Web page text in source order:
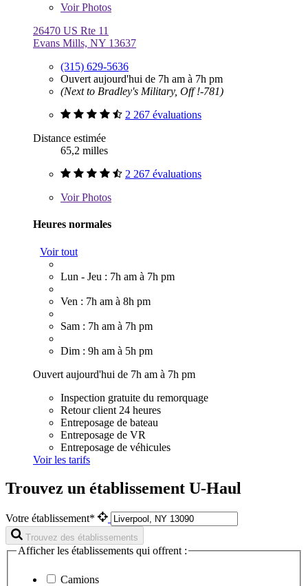
VoirPhotos
26470 US Rte 11
Evans Mills, NY 13637
(315) 629-5636
Ouvert aujourd'hui de 7h am à 7h pm
(Next to Bradley's Military, Off !-781)
2 267 évaluations
Distance estimée
65,2 milles
2 267 évaluations
VoirPhotos
Heures normales
Voir tout
Lun - Jeu : 7h am à 7h pm
Ven : 7h am à 8h pm
Sam : 7h am à 7h pm
Dim : 9h am à 5h pm
Ouvert aujourd'hui de 7h am à 7h pm
Inspection gratuite du remorquage
Retour client 24 heures
Entreposage de bateau
Entreposage de VR
Entreposage de véhicules
Voir les tarifs
Trouvez un établissement U-Haul
Votre établissement*
Trouvez des établissements
Afficher les établissements qui offrent :
Camions